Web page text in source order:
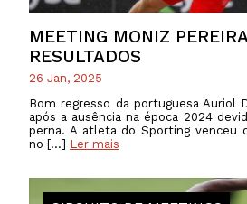
MEETING MONIZ
RESULTADOS
26 Jan, 2025
Bom regresso da portuguesa Auriol
após a ausência na época 2024
perna. A atleta do Sporting venceu
no […] Ler mais